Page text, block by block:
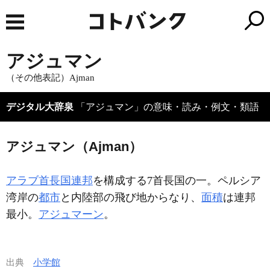
アジュマン
（その他表記）Ajman
デジタル大辞泉 「アジュマン」の意味・読み・例文・類語
アジュマン（Ajman）
アラブ首長国連邦を構成する7首長国の一。ペルシア
湾岸の都市と内陸部の飛び地からなり、 面積は連邦
最小。 アジュマーン。
出典 小学館